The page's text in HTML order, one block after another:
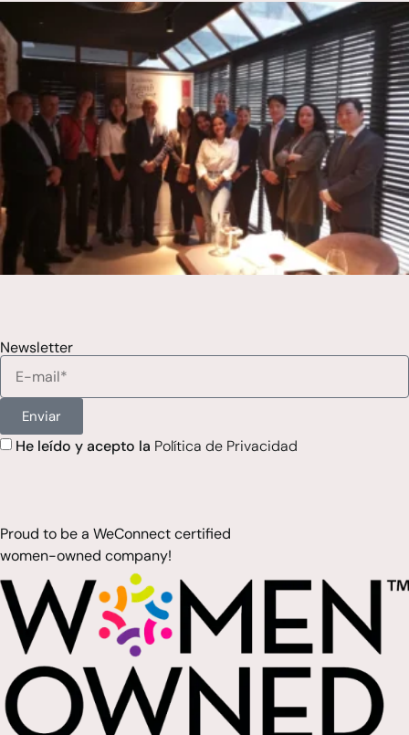
Newsletter
He leído y acepto la Política de Privacidad
Enviar
Proud to be a WeConnect certified
women-owned company!